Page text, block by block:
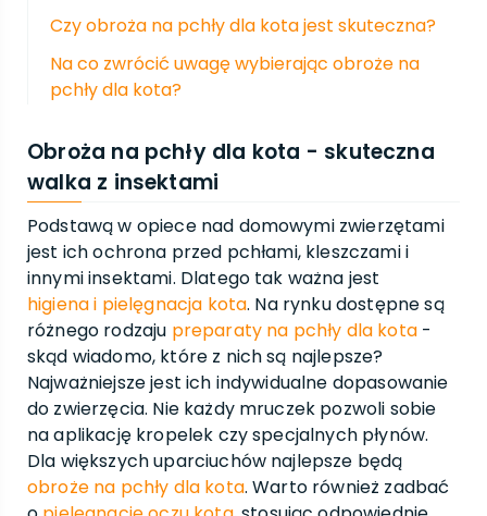
Czy obroża na pchły dla kota jest skuteczna?
Na co zwrócić uwagę wybierając obroże na
pchły dla kota?
Obroża na pchły dla kota - skuteczna
walka z insektami
Podstawą w opiece nad domowymi zwierzętami
jest ich ochrona przed pchłami, kleszczami i
innymi insektami. Dlatego tak ważna jest
higiena i pielęgnacja kota. Na rynku dostępne są
różnego rodzaju preparaty na pchły dla kota-
skąd wiadomo, które z nich są najlepsze?
Najważniejsze jest ich indywidualne dopasowanie
do zwierzęcia. Nie każdy mruczek pozwoli sobie
na aplikację kropelek czy specjalnych płynów.
Dla większych uparciuchów najlepsze będą
obroże na pchły dla kota. Warto również zadbać